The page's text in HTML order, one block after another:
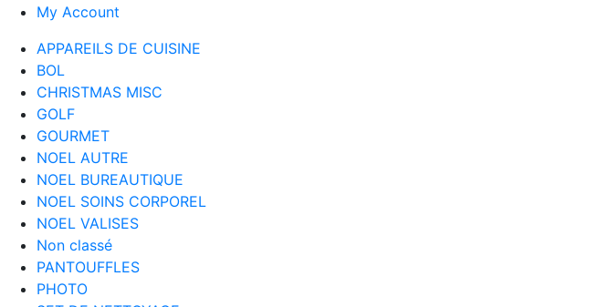
My Account
APPAREILS DE CUISINE
BOL
CHRISTMAS MISC
GOLF
GOURMET
NOEL AUTRE
NOEL BUREAUTIQUE
NOEL SOINS CORPOREL
NOEL VALISES
Non classé
PANTOUFFLES
PHOTO